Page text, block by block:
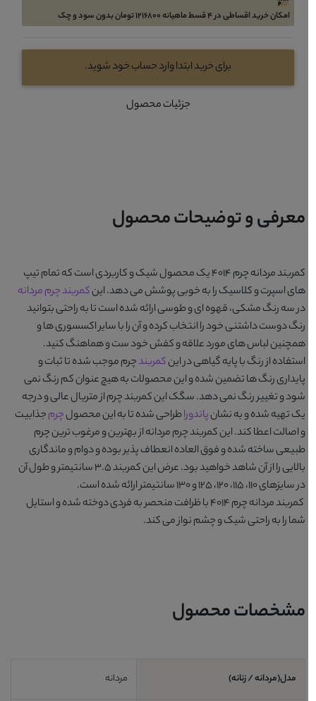
امکان خرید اقساطی در 4 قسط ماهیانه 1216800 تومان بدون سود و چک
برای خرید ابتدا وارد حساب خود شوید.
جزئیات محصول
معرفی و توضیحات محصول
کمربند مردانه چرم 4014
یک محصول شیک و کاربردی است که تمام تیپ
های اسپرت و کلاسیک را به خوبی پوشش می دهد. اینکمربند چرم مردانه
در سه رنگمشکی، قهوه ای و طوسیارائه شده است تا به راحتی بتوانید
رنگ دوست داشتنی خود را انتخاب کرده و آن را با سایر اکسسوری ها و
همچنین لباس های مورد علاقه و کفش خود ست و هماهنگ کنید.
استفاده از رنگ با پایه گیاهی در اینکمربندچرم موجب شده تا ثبات و
پایداری رنگ ها تضمین شده و این محصولات به هیچ عنوان کم رنگ نمی
شود و تغییر رنگ نمی دهد. سگک این کمربند چرم از متریال عالی و درجه
یک تهیه شده و به نشانپاندوراطراحی شده تا به این محصولچرمجذابیت
و اصالت اعطا کند. اینکمربند چرم مردانهاز بهترین و مرغوب ترین چرم
طبیعی ساخته شده و فوق العاده انعطاف پذیر بوده و دوام و ماندگاری
بالایی را از آن شاهد خواهید بود. عرض این کمربند 3.5 سانتیمتر و طول آن
در سایزهای 110، 115، 120، 125 و 130 سانتیمتر ارائه شده است.
کمربند مردانه چرم 4014
با ظرافت منحصر به فردی دوخته شده و استایل
شما را به راحتی شیک و چشم نواز می کند.
مشخصات محصول
مدل(مردانه / زنانه) مردانه